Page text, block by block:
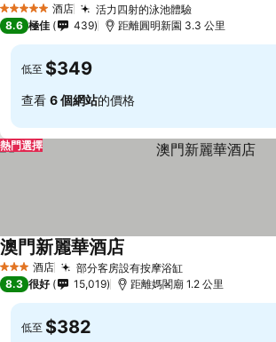
5 星級 酒店 活力四射的泳池體驗
8.6 極佳 439 距離圓明新園 3.3 公里
低至 $349
查看 6 個網站的價格
熱門選擇
3 星級 酒店 部分客房設有按摩浴缸
澳門新麗華酒店
8.3 很好 15,019 距離媽閣廟 1.2 公里
低至 $382